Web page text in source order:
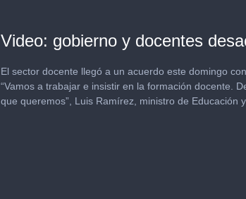
Video: gobierno y docentes
El sector docente llegó a un acuerdo este domingo
“Vamos a trabajar e insistir en la formación docente.
que queremos”, Luis Ramírez, ministro de Educación